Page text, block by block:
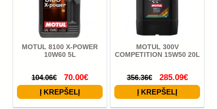
MOTUL 8100 X-POWER
10W60 5L
104.06€ 70.00€
MOTUL 300V
COMPETITION 15W50 20L
356.36€ 285.09€